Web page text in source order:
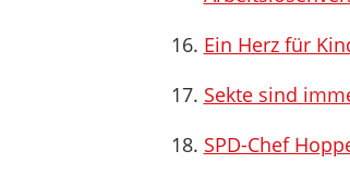
Ein Herz für
Sekte sind
SPD-Chef